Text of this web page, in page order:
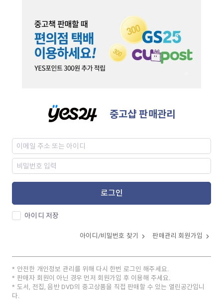
중고샵 판매관리
로그인
아이디 저장
아이디/비밀번호 찾기 판매관리 회원가입
안전한 개인정보 관리를 위해 다시 한번 로그인 해주세요.
판매자 회원이 아닌 경우 먼저 회원가입 후 이용해 주세요.
도서, 전집, 음반 DVD의 중고상품을 직접 판매할 수 있는 열린공간입니
다.